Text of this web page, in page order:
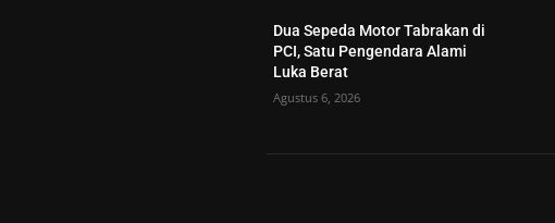
Dua Sepeda Motor Tabrakan di
PCI, Satu Pengendara Alami
Luka Berat
Agustus 6, 2026